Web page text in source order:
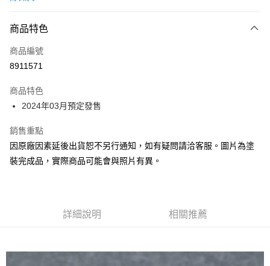
Apple Pay
Google Pay
大哥付你分期
相關說明
【大哥付你分期使用說明】
1.本服務由台灣大哥大提供，台灣大哥大用戶可立即使用無須另外申請。
2.付款方式選擇「大哥付你分期」，訂單成立後會自動跳轉到大哥付的交易
流程，驗證手機門號後，選擇欲分期的期數、繳款截止日，確認付款後即完
法說明評估內容。
ATM付款
運送方式
預購-付款後全家取貨(舊)
商品特色
商品編號
8911571
商品特色
2024年03月預定發售
銷售重點
因原廠因素延後出貨恕不另行通知，如有疑問請洽客服。圖片為塗
裝完成品，實際商品可能會與照片有異。
詳細說明 相關推薦